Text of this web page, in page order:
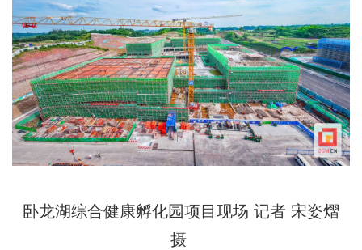
卧龙湖综合健康孵化园项目现场 记者 宋姿熠
摄